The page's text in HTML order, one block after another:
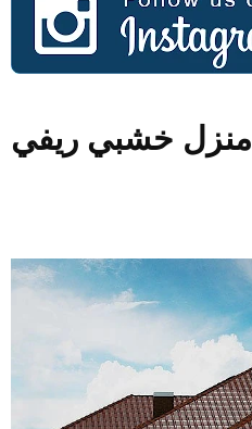
منزل خشبي ريفي